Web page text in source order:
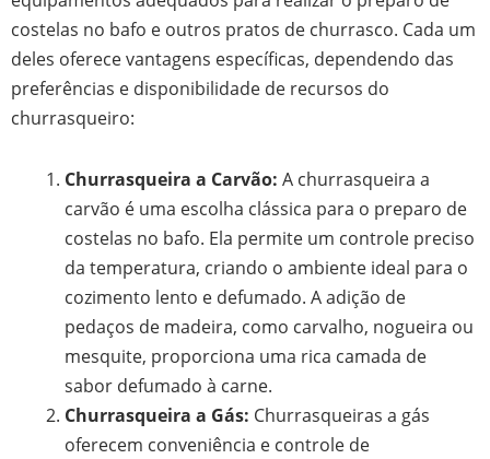
costelas no bafo e outros pratos de churrasco. Cada um
deles oferece vantagens específicas, dependendo das
preferências e disponibilidade de recursos do
churrasqueiro:
Churrasqueira a Carvão: A churrasqueira a
carvão é uma escolha clássica para o preparo de
costelas no bafo. Ela permite um controle preciso
da temperatura, criando o ambiente ideal para o
cozimento lento e defumado. A adição de
pedaços de madeira, como carvalho, nogueira ou
mesquite, proporciona uma rica camada de
sabor defumado à carne.
Churrasqueira a Gás: Churrasqueiras a gás
oferecem conveniência e controle de